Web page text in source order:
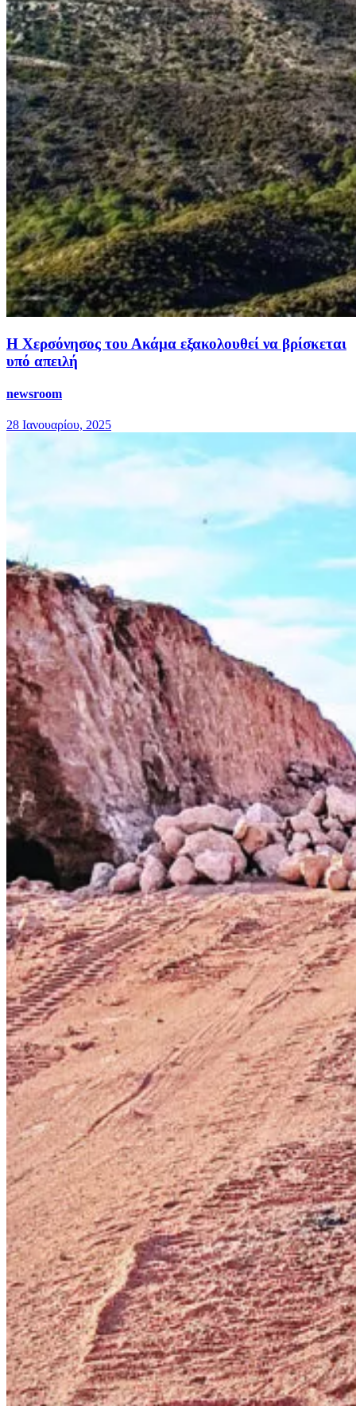
Η Χερσόνησος του Ακάμα εξακολουθεί να βρίσκεται
υπό απειλή
newsroom
28 Ιανουαρίου, 2025